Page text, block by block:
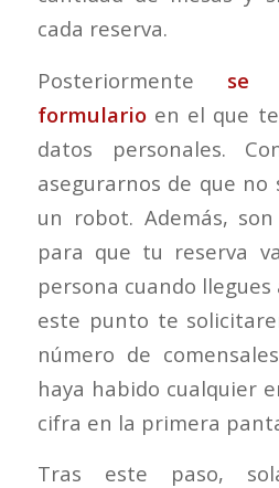
cada reserva.
Posteriormente se
formularioen el que te
datos personales.
asegurarnos de que no
un robot. Además,
para que tu reserva
persona cuando llegues
este punto te
número de
haya habido cualquier
cifra en la primera
Tras este paso,